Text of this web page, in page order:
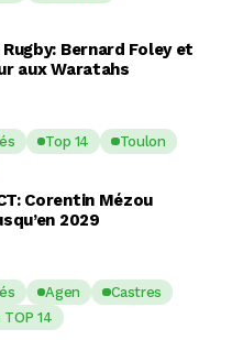
Bernard Foley et
aux Waratahs
Top 14
Toulon
Corentin Mézou
2029
Agen
Castres
14